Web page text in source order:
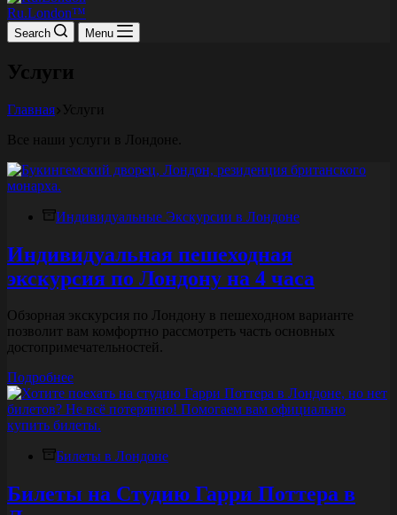
найдено
Ru.London™
Search Menu
Услуги
Главная Услуги
Все наши услуги в Лондоне.
Индивидуальные Экскурсии в Лондоне
Индивидуальная пешеходная
экскурсия по Лондону на 4 часа
Обзорная экскурсия по Лондону в пешеходном варианте
позволит вам комфортно рассмотреть часть основных
достопримечательностей.
ПодробнееИндивидуальная
пешеходная
экскурсия
по
на
часа
Билеты в Лондоне
Билеты на Студию Гарри Поттера в